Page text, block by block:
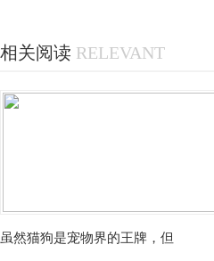
相关阅读 RELEVANT
虽然猫狗是宠物界的王牌，但